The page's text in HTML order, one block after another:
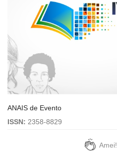
ANAIS de Evento
ISSN: 2358-8829
Amei!